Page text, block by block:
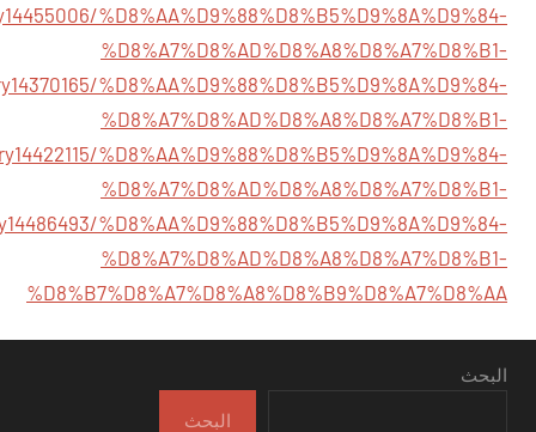
%D8%AA%D9%88%D8%B5%D9%8A%D9%84-
%D8%A7%D8%AD%D8%A8%D8%A7%D8%B1-
%D8%AA%D9%88%D8%B5%D9%8A%D9%84-
%D8%A7%D8%AD%D8%A8%D8%A7%D8%B1-
%D8%AA%D9%88%D8%B5%D9%8A%D9%84-
%D8%A7%D8%AD%D8%A8%D8%A7%D8%B1-
%D8%AA%D9%88%D8%B5%D9%8A%D9%84-
%D8%A7%D8%AD%D8%A8%D8%A7%D8%B1-
%D8%B7%D8%A7%D8%A8%D8%B9%D8%A7%D8%AA
البحث
البحث